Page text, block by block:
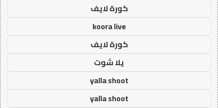
كورة لايف
koora live
كورة لايف
يلا شوت
yalla shoot
yalla shoot